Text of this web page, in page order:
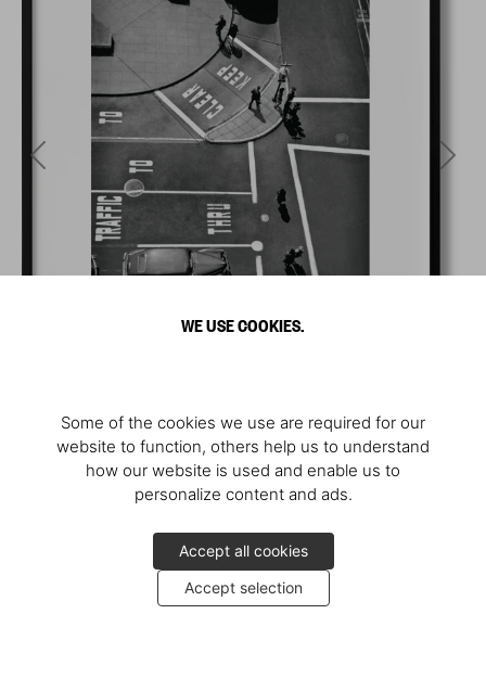
WE USE COOKIES.
Some of the cookies we use are required for our
website to function, others help us to understand
how our website is used and enable us to
personalize content and ads.
Accept all cookies
Accept selection